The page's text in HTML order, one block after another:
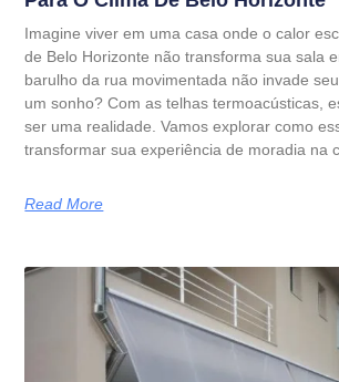
Imagine viver em uma casa onde o calor
de Belo Horizonte não transforma sua sala
barulho da rua movimentada não invade
um sonho? Com as telhas termoacústicas,
ser uma realidade. Vamos explorar como
transformar sua experiência de moradia na
Read More